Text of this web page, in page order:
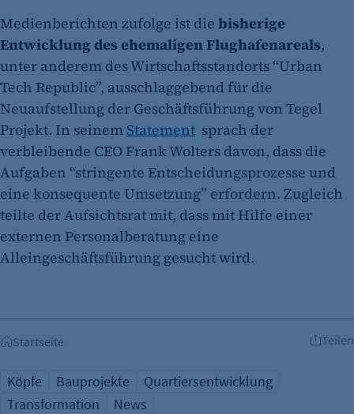
Medienberichten zufolge ist die bisherige
Entwicklung des ehemaligen Flughafenareals,
unter anderem des Wirtschaftsstandorts “Urban
Tech Republic”, ausschlaggebend für die
Neuaufstellung der Geschäftsführung von Tegel
Projekt. In seinem Statement sprach der
verbleibende CEO Frank Wolters davon, dass die
Aufgaben “stringente Entscheidungsprozesse und
eine konsequente Umsetzung” erfordern. Zugleich
teilte der Aufsichtsrat mit, dass mit Hilfe einer
externen Personalberatung eine
Alleingeschäftsführung gesucht wird.
Startseite Teilen
Köpfe Bauprojekte
Quartiersentwicklung
Transformation
News